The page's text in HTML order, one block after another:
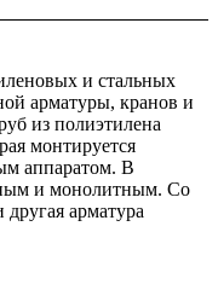
и стальных
арматуры, кранов и
из полиэтилена
монтируется
аппаратом. В
и монолитным. Со
другая арматура